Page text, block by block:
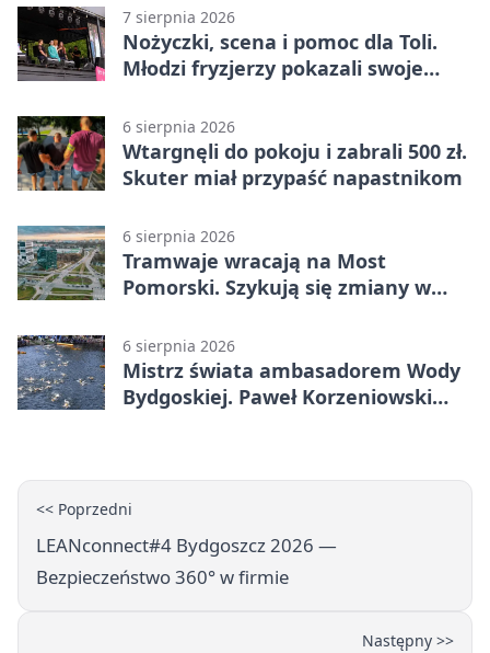
7 sierpnia 2026
Nożyczki, scena i pomoc dla Toli.
Młodzi fryzjerzy pokazali swoje
6 sierpnia 2026
Wtargnęli do pokoju i zabrali 500 zł.
Skuter miał przypaść napastnikom
6 sierpnia 2026
Tramwaje wracają na Most
Pomorski. Szykują się zmiany w
6 sierpnia 2026
Mistrz świata ambasadorem Wody
Bydgoskiej. Paweł Korzeniowski
<< Poprzedni
LEANconnect#4 Bydgoszcz 2026 —
Bezpieczeństwo 360° w firmie
Następny >>